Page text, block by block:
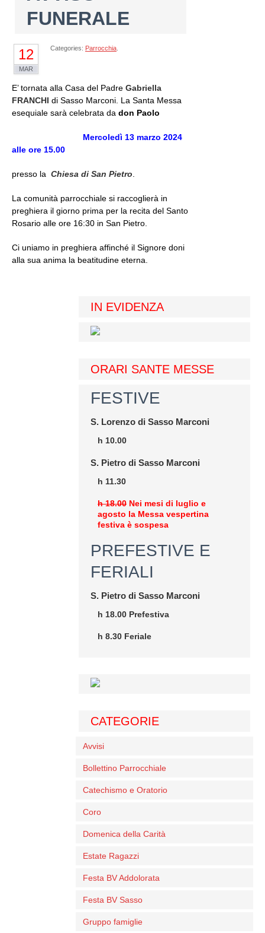
FUNERALE
12
MAR
Categories: Parrocchia
E’ tornata alla Casa del Padre Gabriella
FRANCHI di Sasso Marconi. La Santa Messa
esequiale sarà celebrata da don Paolo
Mercoledì 13 marzo 2024
alle ore 15.00
presso la Chiesa di San Pietro
La comunità parrocchiale si raccoglierà in
preghiera il giorno prima per la recita del Santo
Rosario alle ore 16:30 in San Pietro.
Ci uniamo in preghiera affinché il Signore doni
alla sua anima la beatitudine eterna.
IN EVIDENZA
ORARI SANTE MESSE
FESTIVE
S. Lorenzo di Sasso Marconi
h 10.00
S. Pietro di Sasso Marconi
h 11.30
h 18.00 Nei mesi di luglio e
agosto la Messa vespertina
festiva è sospesa
PREFESTIVE E
FERIALI
S. Pietro di Sasso Marconi
h 18.00 Prefestiva
h 8.30 Feriale
CATEGORIE
Avvisi
Bollettino Parrocchiale
Catechismo e Oratorio
Coro
Domenica della Carità
Estate Ragazzi
Festa BV Addolorata
Festa BV Sasso
Gruppo famiglie